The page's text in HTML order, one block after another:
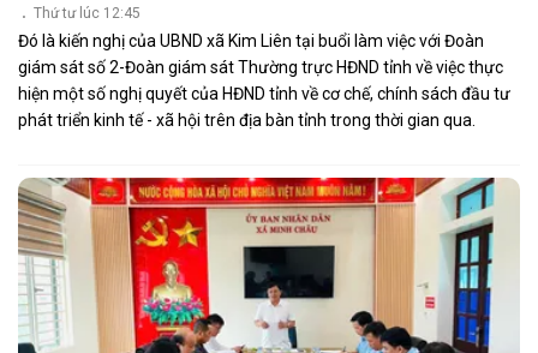
Thứ tư lúc 12:45
Đó là kiến nghị của UBND xã Kim Liên tại buổi làm việc với Đoàn
giám sát số 2-Đoàn giám sát Thường trực HĐND tỉnh về việc thực
hiện một số nghị quyết của HĐND tỉnh về cơ chế, chính sách đầu tư
phát triển kinh tế - xã hội trên địa bàn tỉnh trong thời gian qua.